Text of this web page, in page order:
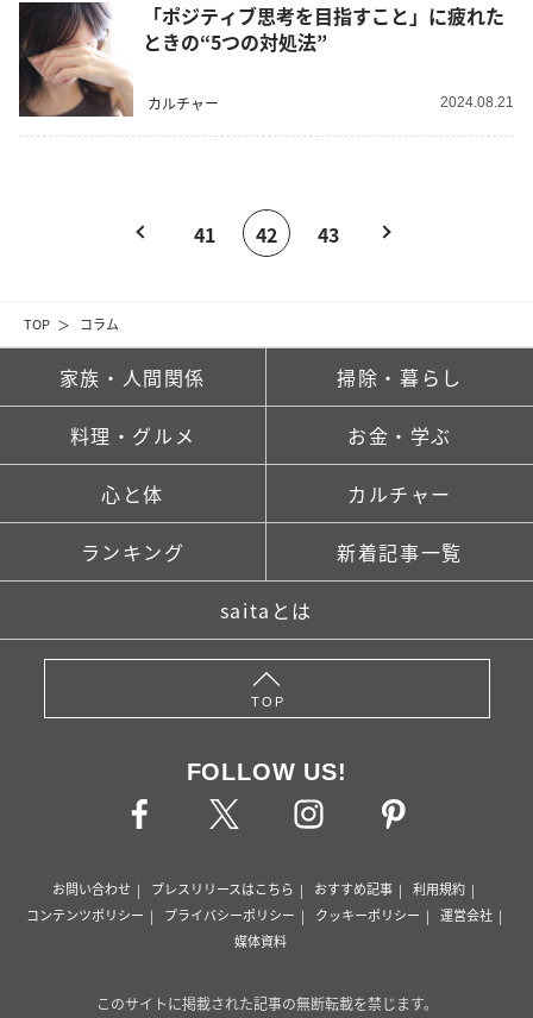
TOP コラム
「ポジティブ思考を目指すこと」に疲れた
ときの“5つの対処法”
カルチャー 2024.08.21
41 42 43
家族・人間関係 掃除・暮らし
料理・グルメ お金・学ぶ
心と体 カルチャー
ランキング 新着記事一覧
saitaとは
TOP
FOLLOW US!
お問い合わせ プレスリリースはこちら おすすめ記事
利用規約
コンテンツポリシー
プライバシーポリシー クッキーポリシー
運営会社
媒体資料
このサイトに掲載された記事の無断転載を禁じます。